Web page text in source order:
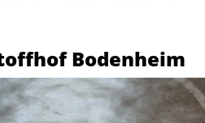
Bodenheim